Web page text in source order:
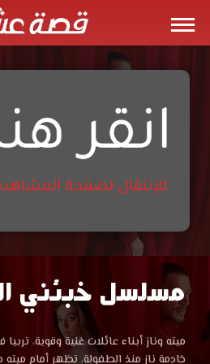
مسلسل
خبئني
مسلسل خبئني
مسلسل
خبئني
ميته وناز أبناء عائلات غنية وقوية،
خادمة ناز منذ الطفولة، تظهر أمام